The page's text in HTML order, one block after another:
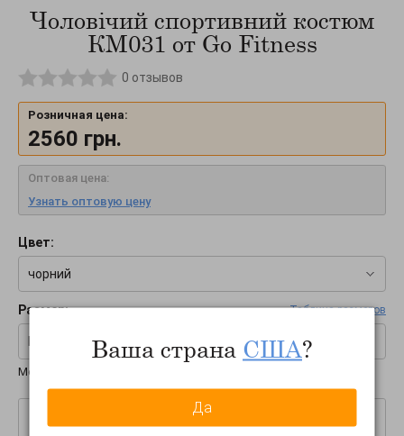
Чоловічий спортивний костюм
КМ031 от Go Fitness
0 отзывов
Розничная цена:
2560 грн.
Оптовая цена:
Узнать оптовую цену
Цвет:
чорний
Размер: Таблица размеров
Международные размеры:
–
Ваша страна США?
Да